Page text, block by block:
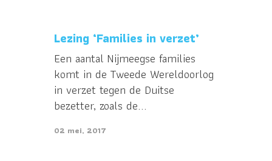
Lezing ‘Families in verzet’
Een aantal Nijmeegse families
komt in de Tweede Wereldoorlog
in verzet tegen de Duitse
bezetter, zoals de...
02 mei, 2017